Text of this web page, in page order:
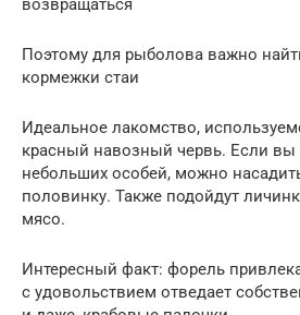
Поэтому для рыболова важно
кормежки стаи
Идеальное лакомство,
красный навозный червь. Если вы
небольших особей, можно
половинку. Также подойдут
мясо.
Интересный факт: форель
с удовольствием отведает